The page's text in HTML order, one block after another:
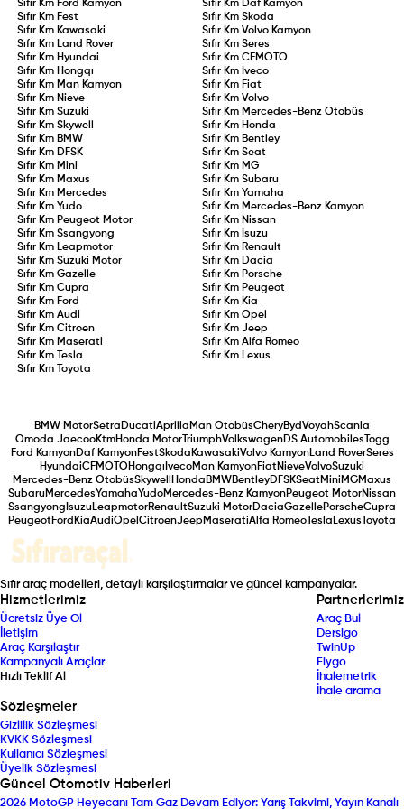
Sıfır Km Ford Kamyon Sıfır Km Daf Kamyon
Sıfır Km Fest Sıfır Km Skoda
Sıfır Km Kawasaki Sıfır Km Volvo Kamyon
Sıfır Km Land Rover Sıfır Km Seres
Sıfır Km Hyundai Sıfır Km CFMOTO
Sıfır Km Hongqı Sıfır Km Iveco
Sıfır Km Man Kamyon Sıfır Km Fiat
Sıfır Km Nieve Sıfır Km Volvo
Sıfır KmSuzuki Sıfır Km Mercedes-Benz Otobüs
Sıfır KmSkywell Sıfır Km Honda
Sıfır Km BMW Sıfır Km Bentley
Sıfır Km DFSK Sıfır Km Seat
Sıfır Km Mini Sıfır Km MG
Sıfır Km Maxus Sıfır Km Subaru
Sıfır Km Mercedes Sıfır Km Yamaha
Sıfır Km Yudo Sıfır Km Mercedes-Benz Kamyon
Sıfır Km Peugeot Motor Sıfır Km Nissan
Sıfır KmSsangyong Sıfır Km Isuzu
Sıfır Km Leapmotor Sıfır Km Renault
Sıfır KmSuzuki Motor Sıfır Km Dacia
Sıfır KmGazelle Sıfır Km Porsche
Sıfır KmCupra Sıfır Km Peugeot
Sıfır Km Ford Sıfır Km Kia
Sıfır KmAudi Sıfır Km Opel
Sıfır KmCitroen Sıfır Km Jeep
Sıfır Km Maserati Sıfır Km Alfa Romeo
Sıfır Km
Tesla Sıfır Km Lexus
Sıfır Km
Toyota
BMW MotorSetra DucatiAprilia Man OtobüsCheryBydVoyahScania
Omoda JaecooKtmHonda MotorTriumphVolkswagenDS Automobiles Togg
Ford KamyonDaf KamyonFestSkoda KawasakiVolvo KamyonLand RoverSeres
HyundaiCFMOTOHongqı IvecoMan KamyonFiatNieveVolvoSuzuki
Mercedes-Benz OtobüsSkywell Honda BMW BentleyDFSKSeatMini MGMaxus
SubaruMercedesYamahaYudoMercedes-Benz KamyonPeugeot MotorNissan
Ssangyong IsuzuLeapmotorRenaultSuzuki MotorDaciaGazellePorscheCupra
PeugeotFord KiaAudiOpel CitroenJeep MaseratiAlfa Romeo Tesla Lexus Toyota
Sıfır araç modelleri, detaylı karşılaştırmalar ve güncel kampanyalar.
Hizmetlerimiz
Ücretsiz Üye Ol
İletişim
Araç Karşılaştır
Kampanyalı Araçlar
Hızlı Teklif Al
Partnerlerimiz
Araç Bul
Dersigo
TwinUp
Fiygo
İhalemetrik
İhale arama
Sözleşmeler
Gizlilik Sözleşmesi
KVKK Sözleşmesi
Kullanıcı Sözleşmesi
Üyelik Sözleşmesi
Güncel Otomotiv Haberleri
2026 MotoGP Heyecanı Tam Gaz Devam Ediyor: Yarış Takvimi, Yayın Kanalı